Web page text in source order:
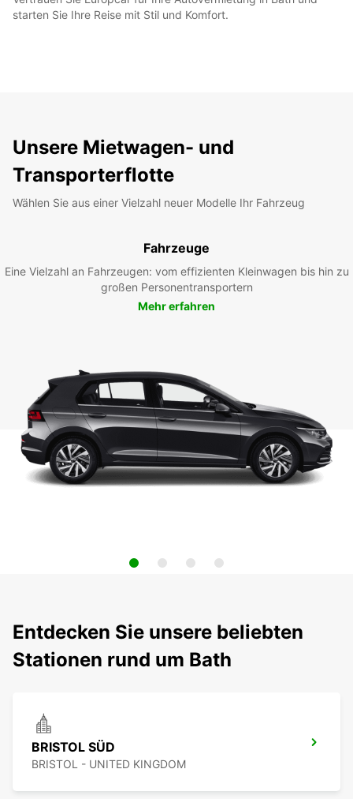
starten Sie Ihre Reise mit Stil und Komfort.
Unsere Mietwagen- und
Transporterflotte
Wählen Sie aus einer Vielzahl neuer Modelle Ihr Fahrzeug
Fahrzeuge
Eine Vielzahl an Fahrzeugen: vom effizienten Kleinwagen bis hin zu
großen Personentransportern
Mehr erfahren
Entdecken Sie unsere beliebten
Stationen rund um Bath
BRISTOL SÜD
BRISTOL - UNITED KINGDOM